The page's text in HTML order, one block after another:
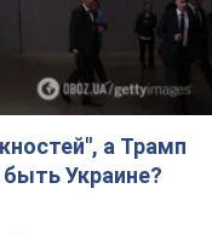
а Трамп
быть Украине?